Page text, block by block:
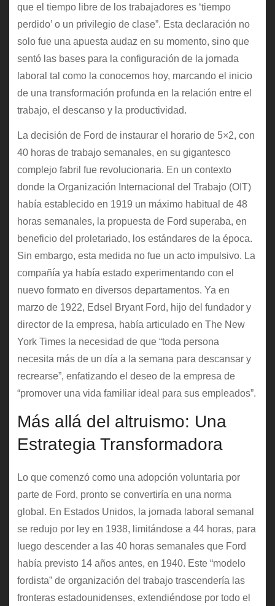
que el tiempo libre de los trabajadores es ‘tiempo
perdido’ o un privilegio de clase”. Esta declaración no
solo fue una apuesta audaz en su momento, sino que
sentó las bases para la configuración de la jornada
laboral tal como la conocemos hoy, marcando el inicio
de una transformación profunda en la relación entre el
trabajo, el descanso y la productividad.
La decisión de Ford de instaurar el horario de 5×2, con
40 horas de trabajo semanales, en su gigantesco
complejo fabril fue revolucionaria. En un contexto
donde la Organización Internacional del Trabajo (OIT)
había establecido en 1919 un máximo habitual de 48
horas semanales, la propuesta de Ford superaba, en
beneficio del proletariado, los estándares de la época.
Sin embargo, esta medida no fue un acto impulsivo. La
compañía ya había estado experimentando con el
nuevo formato en diversos departamentos. Ya en
marzo de 1922, Edsel Bryant Ford, hijo del fundador y
director de la empresa, había articulado en The New
York Times la necesidad de que “toda persona
necesita más de un día a la semana para descansar y
recrearse”, enfatizando el deseo de la empresa de
“promover una vida familiar ideal para sus empleados”.
Más allá del altruismo: Una
Estrategia Transformadora
Lo que comenzó como una adopción voluntaria por
parte de Ford, pronto se convertiría en una norma
global. En Estados Unidos, la jornada laboral semanal
se redujo por ley en 1938, limitándose a 44 horas, para
luego descender a las 40 horas semanales que Ford
había previsto 14 años antes, en 1940. Este “modelo
fordista” de organización del trabajo trascendería las
fronteras estadounidenses, extendiéndose por todo el